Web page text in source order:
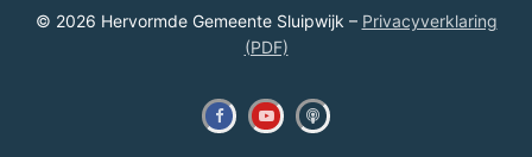
© 2026 Hervormde Gemeente Sluipwijk – Privacyverklaring
(PDF)